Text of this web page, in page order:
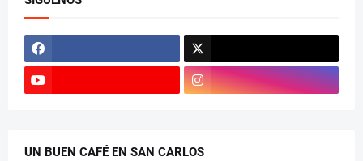
UN BUEN CAFÉ EN SAN CARLOS